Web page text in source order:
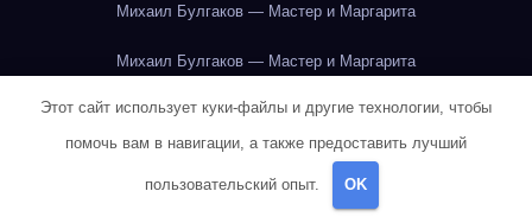
Михаил Булгаков — Мастер и Маргарита
Михаил Булгаков — Мастер и Маргарита
Михаил Булгаков — Мастер и Маргарита
Михаил Булгаков — Мастер и Маргарита
Михаил Булгаков — Мастер и Маргарита
Этот сайт использует куки-файлы и другие технологии, чтобы
помочь вам в навигации, а также предоставить лучший
пользовательский опыт. OK